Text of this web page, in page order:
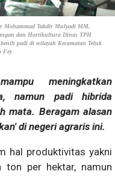
Mohammad Takdir Mulyadi MM,
dan Hortikultura Dinas TPH
padi di wilayah Kecamatan Teluk
Fey
meningkatkan
namun padi hibrida
mata. Beragam alasan
di negeri agraris ini.
hal produktivitas yakni
per hektar, namun